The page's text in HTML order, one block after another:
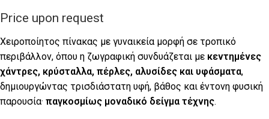
Price upon request
Χειροποίητος πίνακας με γυναικεία μορφή σε τροπικό
περιβάλλον, όπου η ζωγραφική συνδυάζεται με κεντημένες
χάντρες, κρύσταλλα, πέρλες, αλυσίδες και υφάσματα,
δημιουργώντας τρισδιάστατη υφή, βάθος και έντονη φυσική
παρουσία· παγκοσμίως μοναδικό δείγμα τέχνης.